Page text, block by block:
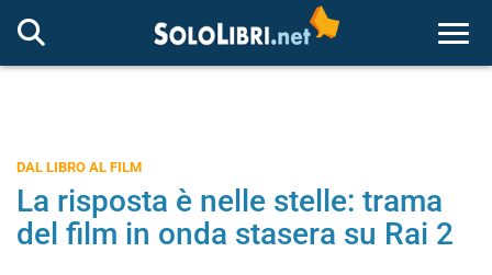
DAL LIBRO AL FILM
La risposta è nelle stelle: trama
del film in onda stasera su Rai 2